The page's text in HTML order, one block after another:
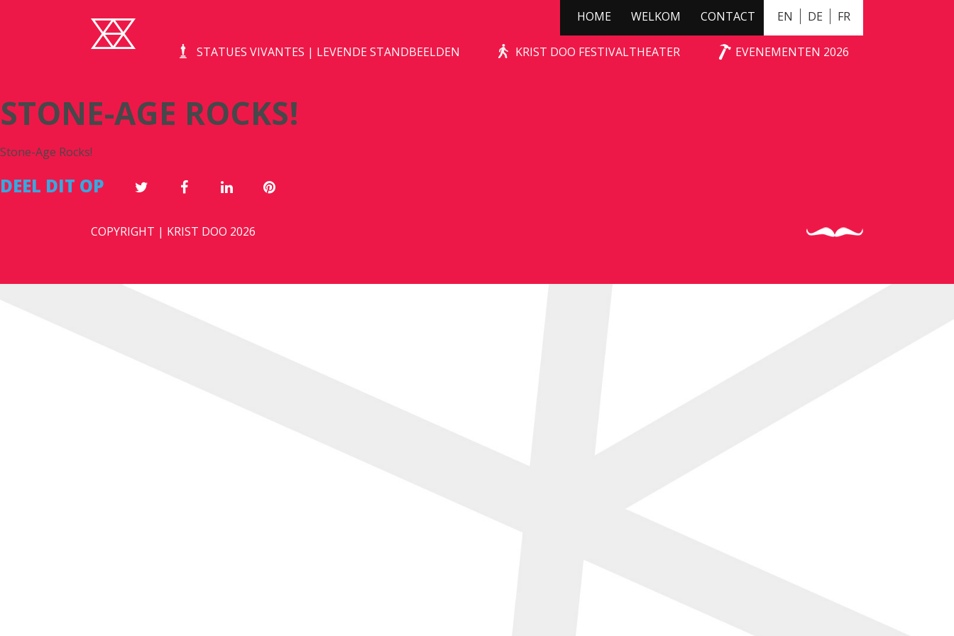
EN DE FR
HOME WELKOM CONTACT
STATUES VIVANTES | LEVENDE STANDBEELDEN KRIST DOO FESTIVALTHEATER EVENEMENTEN 2026
STONE-AGE ROCKS!
STONE-AGE ROCKS!
Stone-Age Rocks!
DEEL DIT OP
COPYRIGHT | KRIST DOO 2026